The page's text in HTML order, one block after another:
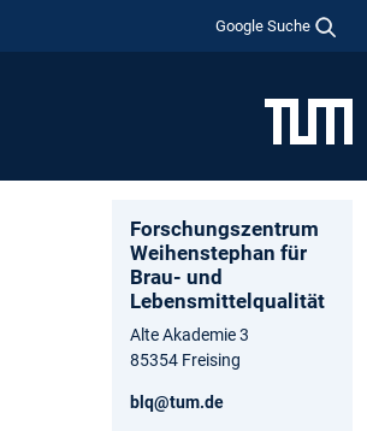
Google Suche
Forschungszentrum
Weihenstephan für
Brau- und
Lebensmittelqualität
Alte Akademie 3
85354 Freising
blq@tum.de